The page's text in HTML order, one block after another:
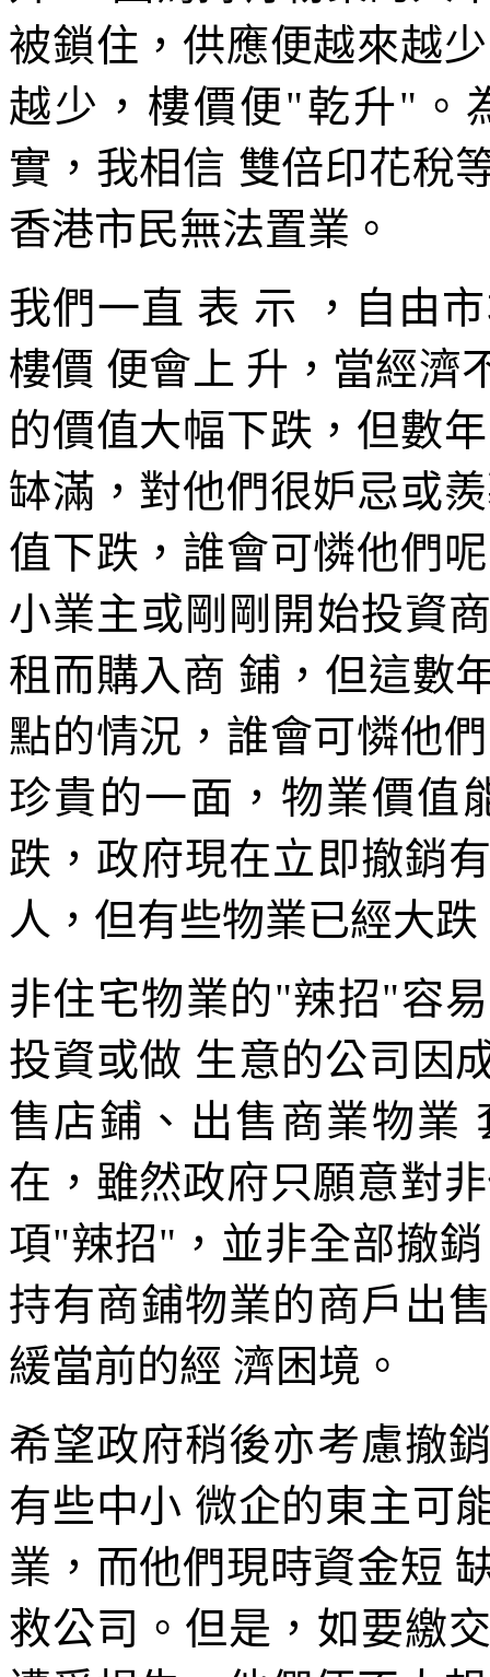
被鎖住，供應便越來越
越少，樓價便"乾升"。
實，我相信 雙倍印花稅
香港市民無法置業。
我們一直 表 示 ，自由
樓價 便會上 升，當經濟
的價值大幅下跌，但數
缽滿，對他們很妒忌或
值下跌，誰會可憐他們
小業主或剛剛開始投資
租而購入商 鋪，但這數
點的情況，誰會可憐他
珍貴的一面，物業價值
跌，政府現在立即撤銷
人，但有些物業已經大
非住宅物業的"辣招"容
投資或做 生意的公司因
售店鋪、出售商業物業
在，雖然政府只願意對
項"辣招"，並非全部撤
持有商鋪物業的商戶出
緩當前的經 濟困境。
希望政府稍後亦考慮撤
有些中小 微企的東主可
業，而他們現時資金短
救公司。但是，如要繳